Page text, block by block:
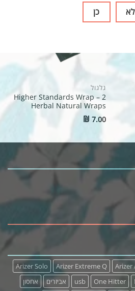
כן
לא
גלגול
Higher Standards Wrap – 2
Herbal Natural Wraps
₪ 7.00
Arizer
Arizer Extreme Q
Arizer Solo
One Hitter
usb אביזרים
אחסון